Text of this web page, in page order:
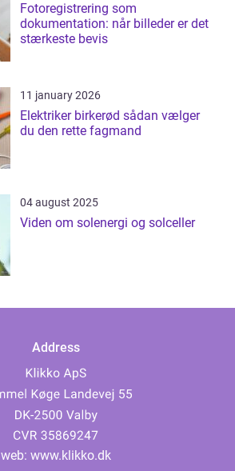
Fotoregistrering som
dokumentation: når billeder er det
stærkeste bevis
11 january 2026
Elektriker birkerød sådan vælger
du den rette fagmand
04 august 2025
Viden om solenergi og solceller
Address
web: www.klikko.dk